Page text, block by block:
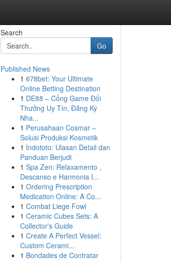
Search
Go
Published News
1 678bet: Your Ultimate
Online Betting Destination
1 DE88 – Cổng Game Đổi
Thưởng Uy Tín, Đăng Ký
Nha...
1 Perusahaan Cosmar –
Solusi Produksi Kosmetik
1 Indototo: Ulasan Detail dan
Panduan Berjudi
1 Spa Zen: Relaxamento ,
Descanso e Harmonia I...
1 Ordering Prescription
Medication Online: A Co...
1 Combat Liege Fowl
1 Ceramic Cubes Sets: A
Collector's Guide
1 Create A Perfect Vessel:
Custom Cerami...
1 Bondades de Contratar